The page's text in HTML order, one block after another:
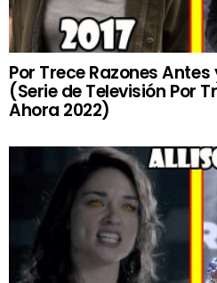
Por Trece Razones Antes
(Serie de Televisión Por
Ahora 2022)